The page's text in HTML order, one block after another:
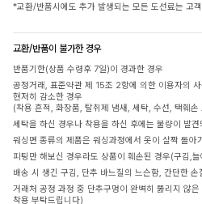
*교환/반품시에도 추가 발생되는 모든 도선료는 고
교환/반품이 불가한 경우
반품기한(상품 수령후 7일)이 경과한 경우
공정거래, 표준약관 제 15조 2항에 의한 이용자의
현저히 감소한 경우
(착용 흔적, 화장품, 탈취제 냄새, 세탁, 수선, 택훼손
세탁을 하신 경우나 착용을 하신 후에는 불량이 발
워싱면 종류의 제품은 워싱과정에서 옷이 살짝 돌아
피팅만 해보신 경우라도 상품이 훼손된 경우(구김,
배송 시 생긴 구김, 단추 바느질의 느슨함, 간단한
거래처 공정 과정 중 단추구멍이 완벽히 뚫리지 않
착용 부탁드립니다)